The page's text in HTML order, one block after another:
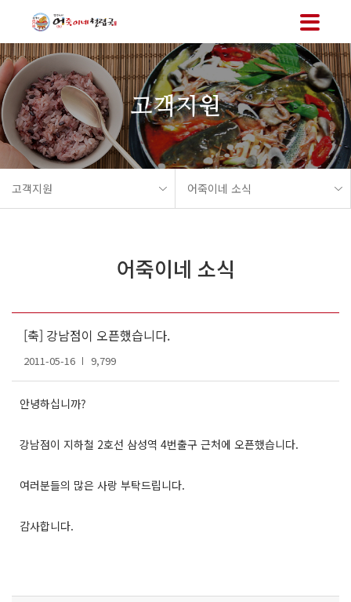
메뉴 바로가기
고객지원
고객지원 어죽이네 소식
어죽이네 소식
[축] 강남점이 오픈했습니다.
2011-05-16 9,799
안녕하십니까?
강남점이 지하철 2호선 삼성역 4번출구 근처에 오픈했습니다.
여러분들의 많은 사랑 부탁드립니다.
감사합니다.